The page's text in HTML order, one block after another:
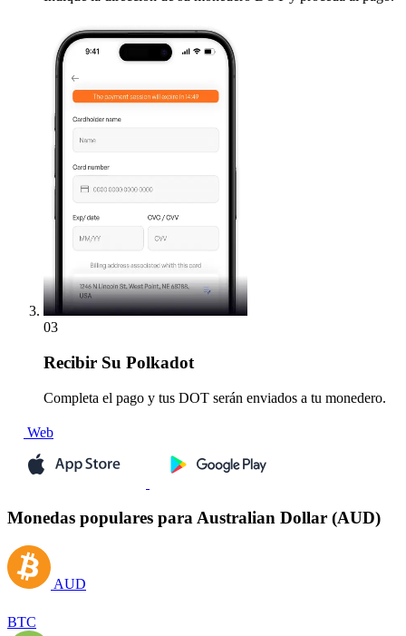
03
Recibir Su Polkadot
Completa el pago y tus DOT serán enviados a tu monedero.
Web
Monedas populares para Australian Dollar (AUD)
AUD
BTC